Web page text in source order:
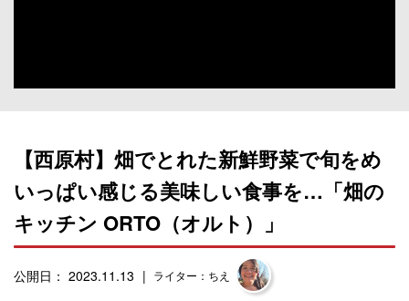
【西原村】畑でとれた新鮮野菜で旬をめ
いっぱい感じる美味しい食事を…「畑の
キッチン ORTO（オルト）」
公開日： 2023.11.13 ライター：ちえ